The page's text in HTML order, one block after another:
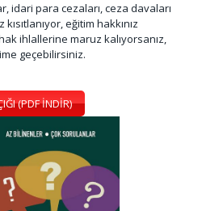
idari para cezaları, ceza davaları
eğitim hakkınız
ihlallerine maruz kalıyorsanız,
geçebilirsiniz.
(PDF İNDİR)